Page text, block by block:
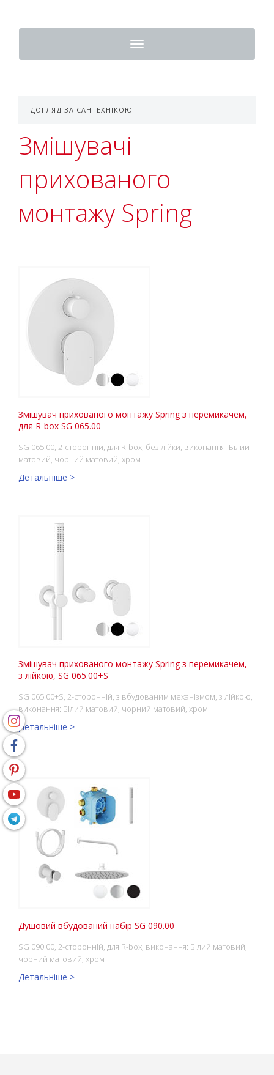
Toggle
navigation
ДОГЛЯД ЗА САНТЕХНІКОЮ
Змішувачі
прихованого
монтажу Spring
Змішувач прихованого монтажу Spring з перемикачем,
для R-box SG 065.00
SG 065.00, 2-сторонній, для R-box, без лійки, виконання: Білий
матовий, чорний матовий, хром
Детальніше >
Змішувач прихованого монтажу Spring з перемикачем,
з лійкою, SG 065.00+S
SG 065.00+S, 2-сторонній, з вбудованим механізмом, з лійкою,
виконання: Білий матовий, чорний матовий, хром
Детальніше >
Душовий вбудований набір SG 090.00
SG 090.00, 2-сторонній, для R-box, виконання: Білий матовий,
чорний матовий, хром
Детальніше >